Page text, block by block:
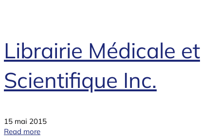
Librairie Médicale et
Scientifique Inc.
15 mai 2015
Read more